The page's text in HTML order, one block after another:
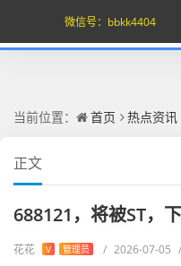
当前位置： 首页 热点资讯
正文
688121，将被ST，
花花 V 管理员 / 2026-07-05 /
微信号： bbkk4404